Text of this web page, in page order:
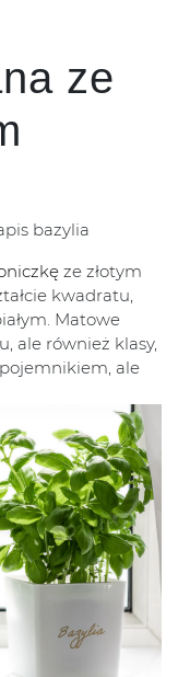
ze
bazylia
ze złotym
kwadratu,
Matowe
ale również klasy,
ale